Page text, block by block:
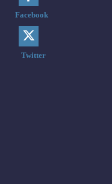
Facebook
Twitter